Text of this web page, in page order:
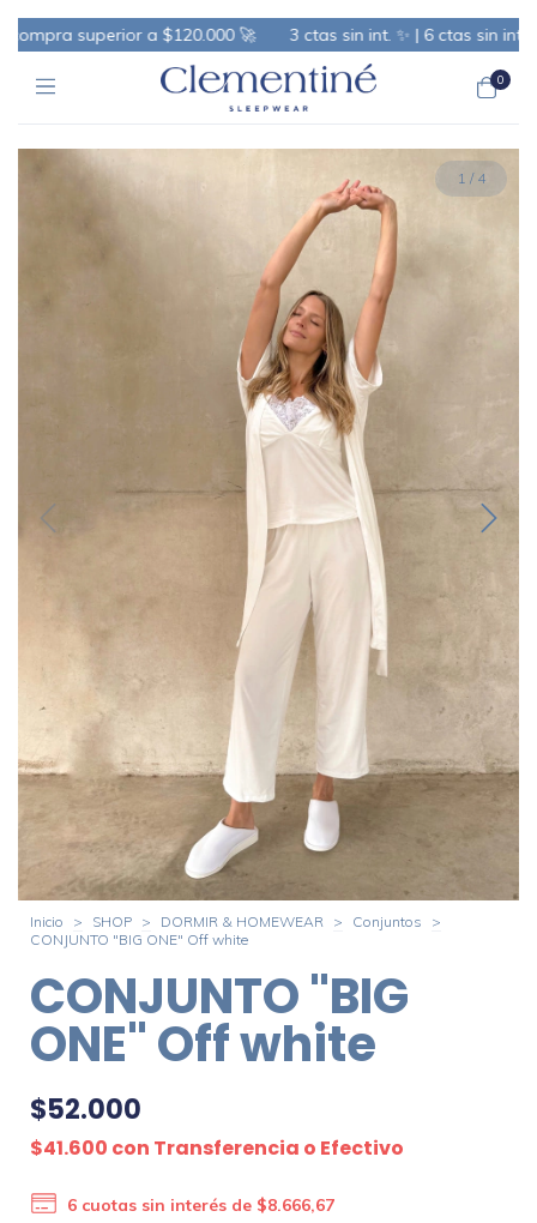
superior a $120.000 🚀 3 ctas sin int. ✨ | 6 ctas sin int.
0
1 / 4
Inicio > SHOP > DORMIR & HOMEWEAR > Conjuntos
>
CONJUNTO "BIG ONE" Off white
CONJUNTO "BIG
ONE" Off white
$52.000
$41.600 con Transferencia o Efectivo
6 cuotas sin interés de $8.666,67